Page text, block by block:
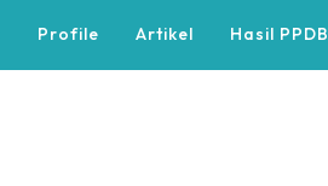
Profile Artikel Hasil PPDB